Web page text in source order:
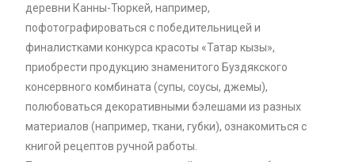
деревни Канны-Тюркей, например,
пофотографироваться с победительницей и
финалистками конкурса красоты «Татар кызы»,
приобрести продукцию знаменитого Буздякского
консервного комбината (супы, соусы, джемы),
полюбоваться декоративными бэлешами из разных
материалов (например, ткани, губки), ознакомиться с
книгой рецептов ручной работы.